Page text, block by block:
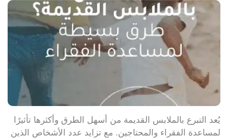
يُعد التبرع بالملابس القديمة من أسهل الطرق وأكثرها تأثيرًا
لمساعدة الفقراء والمحتاجين. مع تزايد عدد الأشخاص الذين